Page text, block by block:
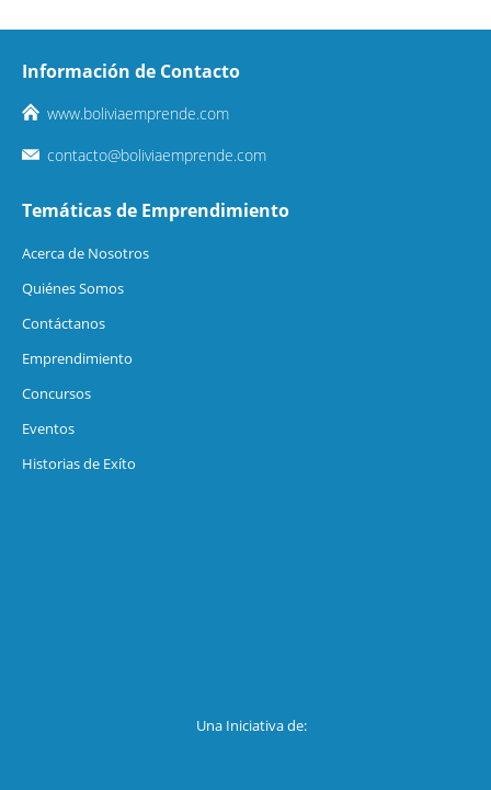
Información de Contacto
www.boliviaemprende.com
contacto@boliviaemprende.com
Temáticas de Emprendimiento
Acerca de Nosotros
Quiénes Somos
Contáctanos
Emprendimiento
Concursos
Eventos
Historias de Exíto
Una Iniciativa de: